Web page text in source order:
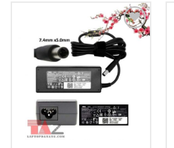
Add to
Wishlist